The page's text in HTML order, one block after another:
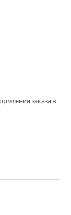
заказа в